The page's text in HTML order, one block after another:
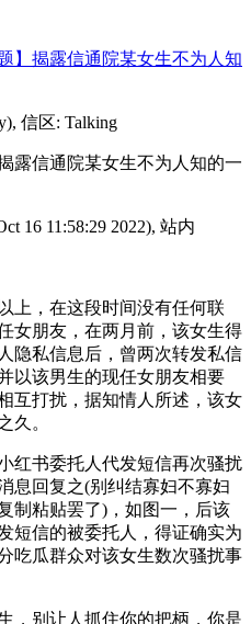
】揭露信通院某女生不为人知
信区: Talking
露信通院某女生不为人知的一
16 11:58:29 2022), 站内
上，在这段时间没有任何联
女朋友，在两月前，该女生得
隐私信息后，曾两次转发私信
以该男生的现任女朋友相要
互打扰，据知情人所述，该女
久。
红书委托人代发短信再次骚扰
息回复之(别纠结寡妇不寡妇
制粘贴罢了)，如图一，后该
短信的被委托人，得证确实为
吃瓜群众对该女生数次骚扰事
，别让人抓住你的把柄，你是